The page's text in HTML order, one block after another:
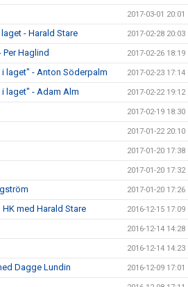
2017-03-01 20:01
- Harald Stare 2017-02-28 20:03
Haglind 2017-02-26 18:19
laget" - Anton Söderpalm 2017-02-23 17:14
laget" - Adam Alm 2017-02-22 19:12
2017-02-19 18:30
2017-01-22 20:10
2017-01-20 17:38
2017-01-20 17:32
2017-01-20 17:26
med Harald Stare 2016-12-15 17:09
2016-12-14 14:28
2016-12-14 14:23
Dagge Lundin 2016-12-09 17:01